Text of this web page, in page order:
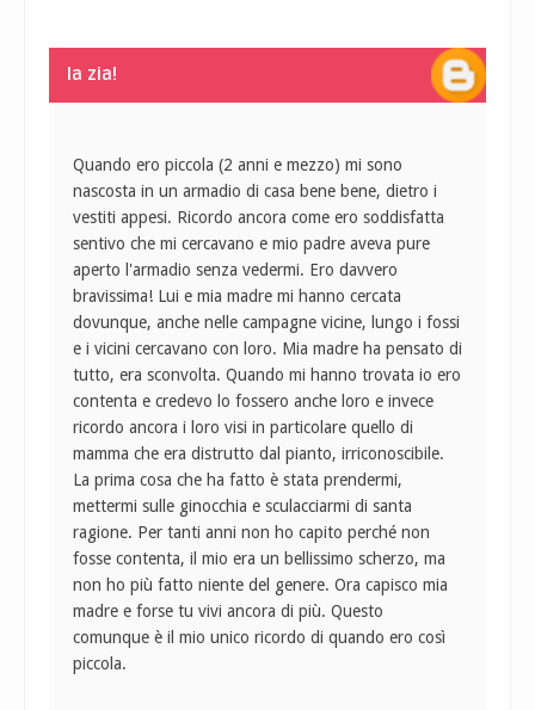
la zia!
Quando ero piccola (2 anni e mezzo) mi sono
nascosta in un armadio di casa bene bene, dietro i
vestiti appesi. Ricordo ancora come ero soddisfatta
sentivo che mi cercavano e mio padre aveva pure
aperto l'armadio senza vedermi. Ero davvero
bravissima! Lui e mia madre mi hanno cercata
dovunque, anche nelle campagne vicine, lungo i fossi
e i vicini cercavano con loro. Mia madre ha pensato di
tutto, era sconvolta. Quando mi hanno trovata io ero
contenta e credevo lo fossero anche loro e invece
ricordo ancora i loro visi in particolare quello di
mamma che era distrutto dal pianto, irriconoscibile.
La prima cosa che ha fatto è stata prendermi,
mettermi sulle ginocchia e sculacciarmi di santa
ragione. Per tanti anni non ho capito perché non
fosse contenta, il mio era un bellissimo scherzo, ma
non ho più fatto niente del genere. Ora capisco mia
madre e forse tu vivi ancora di più. Questo
comunque è il mio unico ricordo di quando ero così
piccola.